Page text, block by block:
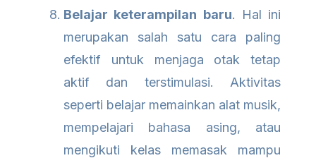
Belajar keterampilan baru. Hal ini
merupakan salah satu cara paling
efektif untuk menjaga otak tetap
aktif dan terstimulasi. Aktivitas
seperti belajar memainkan alat musik,
mempelajari bahasa asing, atau
mengikuti kelas memasak mampu